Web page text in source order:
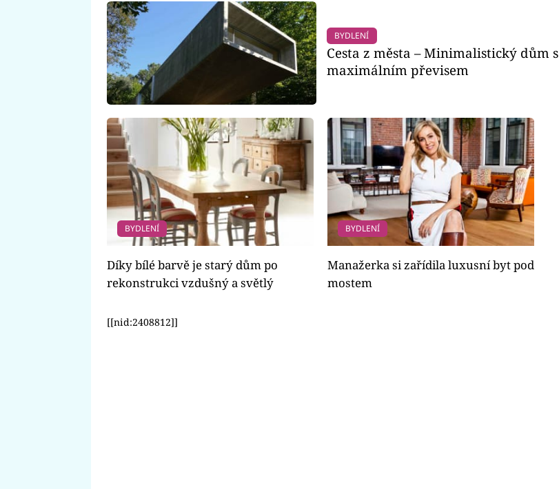
BYDLENÍ
Cesta z města – Minimalistický dům s
maximálním převisem
BYDLENÍ
Díky bílé barvě je starý dům po
rekonstrukci vzdušný a světlý
BYDLENÍ
Manažerka si zařídila luxusní byt pod
mostem
[[nid:2408812]]